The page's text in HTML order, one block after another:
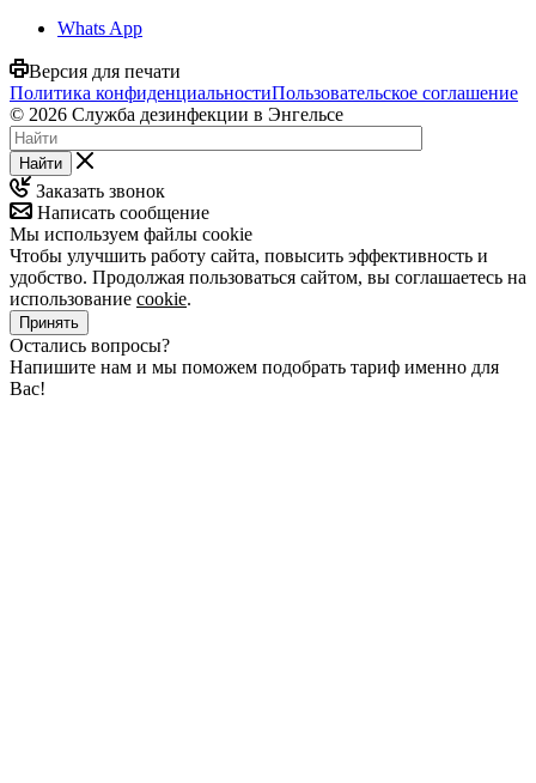
Whats App
Версия для печати
Политика конфиденциальностиПользовательское соглашение
© 2026 Служба дезинфекции в Энгельсе
Найти
Заказать звонок
Написать сообщение
Мы используем файлы cookie
Чтобы улучшить работу сайта, повысить эффективность и
удобство. Продолжая пользоваться сайтом, вы соглашаетесь на
использование cookie.
Принять
Остались вопросы?
Напишите нам и мы поможем подобрать тариф именно для
Вас!